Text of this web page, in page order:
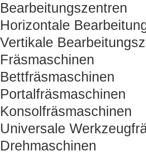
Bearbeitungszentren
Horizontale
Vertikale
Fräsmaschinen
Bettfräsmaschinen
Portalfräsmaschinen
Konsolfräsmaschinen
Universale
Drehmaschinen